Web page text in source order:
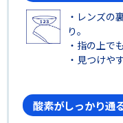
・レンズの
り。
・指の上で
・見つけや
酸素がしっかり通